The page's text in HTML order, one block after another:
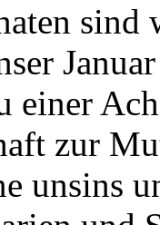
einer
zur
unsins